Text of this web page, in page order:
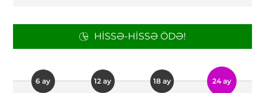
HISSƏ-HISSƏ ÖDƏ!
6 ay 12 ay 18 ay 24 ay